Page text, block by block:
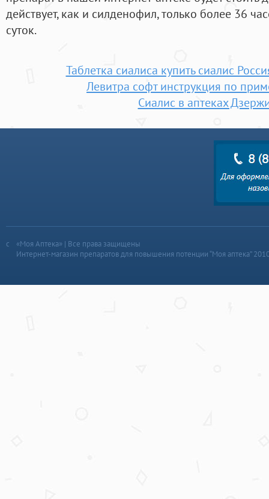
действует, как и силденофил, только более 36
суток.
Таблетка сиалиса купить сиалис
Левитра софт инструкция по
Сиалис в аптеках
«Моя Аптека» | Все права защищены
Интернет-магазин препаратов для повышения потенции “Моя аптека”